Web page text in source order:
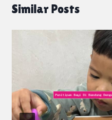
Similar Posts